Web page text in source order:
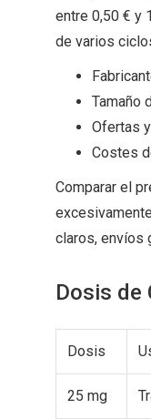
entre 0,50 € y
de varios
Tamaño
Ofertas
Costes
Comparar el
claros, envíos
Dosis de
Dosis
25 mg